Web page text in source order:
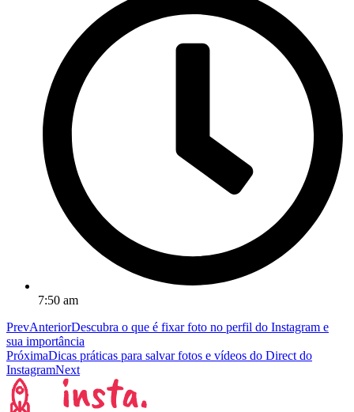
7:50 am
PrevAnteriorDescubra o que é fixar foto no perfil do Instagram e
sua importância
PróximaDicas práticas para salvar fotos e vídeos do Direct do
InstagramNext